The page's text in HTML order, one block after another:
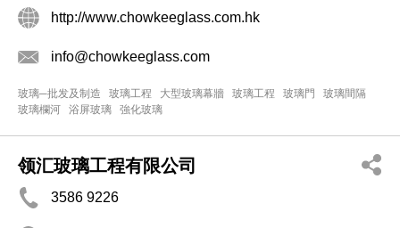
http://www.chowkeeglass.com.hk
info@chowkeeglass.com
玻璃─批发及制造 玻璃工程 大型玻璃幕牆 玻璃工程 玻璃門
玻璃間隔
玻璃欄河
浴屏玻璃 強化玻璃
领汇玻璃工程有限公司
3586 9226